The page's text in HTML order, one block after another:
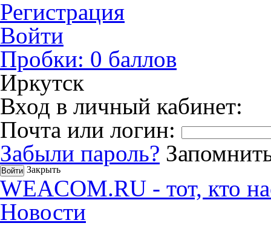
Регистрация
Войти
Пробки: 0 баллов
Иркутск
Вход в личный кабинет:
Почта или логин:
Забыли пароль?
Закрыть
WEACOM.RU - тот, кто
Новости